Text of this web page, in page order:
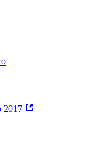
2017